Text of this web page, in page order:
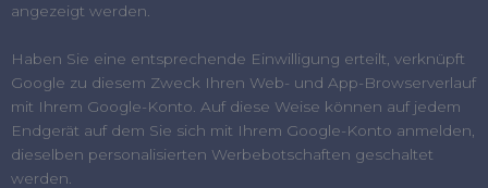
angezeigt werden.
Haben Sie eine entsprechende Einwilligung erteilt, verknüpft
Google zu diesem Zweck Ihren Web- und App-Browserverlauf
mit Ihrem Google-Konto. Auf diese Weise können auf jedem
Endgerät auf dem Sie sich mit Ihrem Google-Konto anmelden,
dieselben personalisierten Werbebotschaften geschaltet
werden.